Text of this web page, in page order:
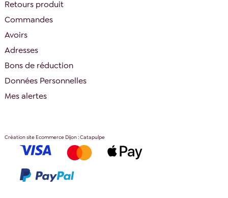
Retours produit
Commandes
Avoirs
Adresses
Bons de réduction
Données Personnelles
Mes alertes
Création site Ecommerce Dijon : Catapulpe